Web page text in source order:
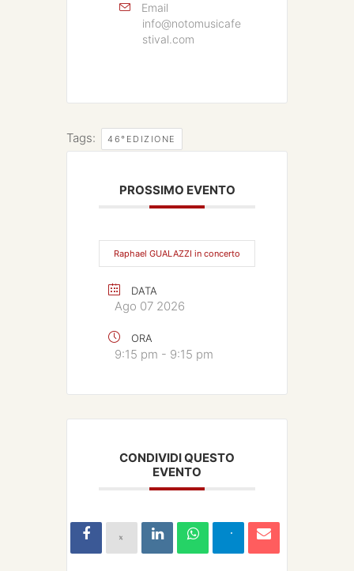
Email
info@notomusicafe
stival.com
Tags: 46°EDIZIONE
PROSSIMO EVENTO
Raphael GUALAZZI in concerto
DATA
Ago 07 2026
ORA
9:15 pm - 9:15 pm
CONDIVIDI QUESTO
EVENTO